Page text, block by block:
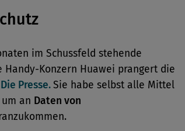
im Schussfeld stehende
Handy-Konzern Huawei prangert die
Die Presse.Sie habe selbst alle Mittel
an Daten von